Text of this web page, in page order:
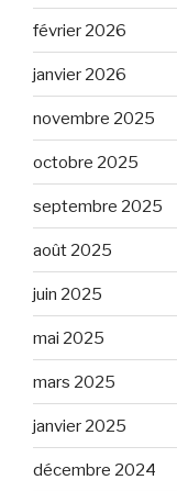
février 2026
janvier 2026
novembre 2025
octobre 2025
septembre 2025
août 2025
juin 2025
mai 2025
mars 2025
janvier 2025
décembre 2024